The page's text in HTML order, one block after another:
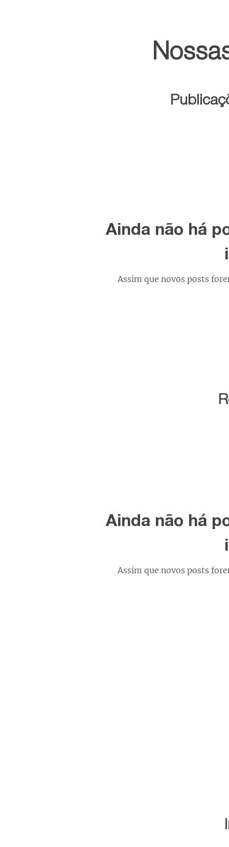
Ainda não há
Assim que novos posts
Ainda não há
Assim que novos posts